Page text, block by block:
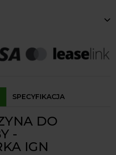
indywidualnie
uzależniona od produktu.
SPECYFIKACJA
DO
-
IGN